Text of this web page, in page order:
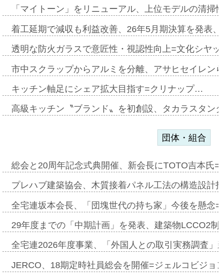
「マイトーン」をリニューアル、上位モデルの清
着工延期で減収も利益改善、26年5月期決算を発表
透明な防火ガラスで意匠性・視認性向上=文化シヤ
市中スクラップからアルミを分離、アサヒセイレ
キッチン軸足にシェア拡大目指す=クリナップ…
高級キッチン〝ブランド〟を初創設、タカラスタ
団体・組合
総会と20周年記念式典開催、新会長にTOTO吉本氏
プレハブ建築協会、木質接着パネル工法の構造設
全宅連坂本会長、「団塊世代の持ち家」今後を懸
29年度までの「中期計画」を発表、建築物LCCO2
全宅連2026年度事業、「外国人との取引実務調査
JERCO、18期定時社員総会を開催=ジェルコビジ